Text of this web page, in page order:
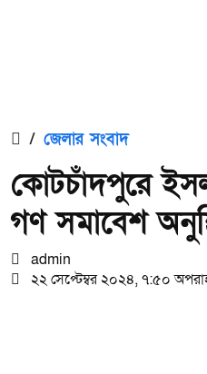
/ জেলার সংবাদ
কোটচাঁদপুরে
গণ সমাবেশ
admin
২২ সেপ্টেম্বর ২০২৪, ৭:৫০